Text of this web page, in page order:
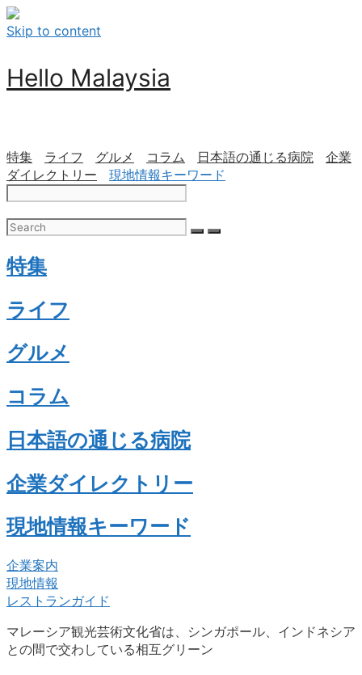
Skip to content
Hello Malaysia
特集 ライフ グルメ コラム 日本語の通じる病院
企業
ダイレクトリー
現地情報キーワード
特集
ライフ
グルメ
コラム
日本語の通じる病院
企業ダイレクトリー
現地情報キーワード
企業案内
現地情報
レストランガイド
マレーシア観光芸術文化省は、シンガポール、インドネシア
との間で交わしている相互グリーン